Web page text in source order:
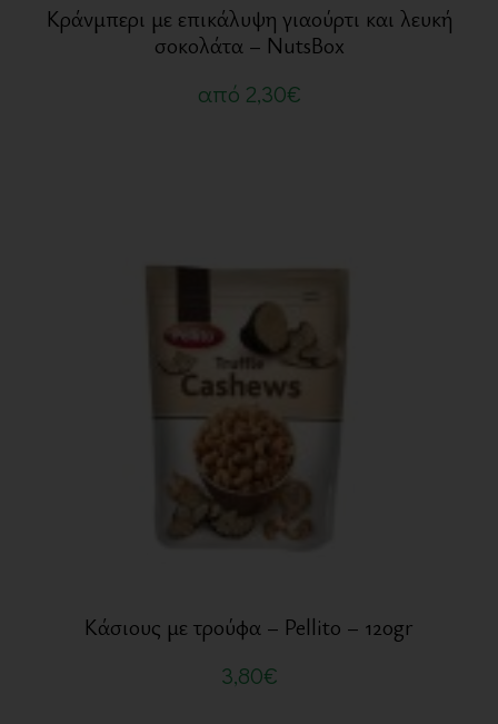
Κράνμπερι με επικάλυψη γιαούρτι και λευκή
σοκολάτα – NutsBox
από 2,30€
Κάσιους με τρούφα – Pellito – 120gr
3,80€